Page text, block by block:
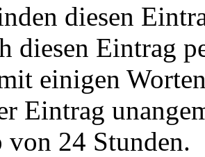
diesen
diesen Eintrag
einigen
Eintrag
von 24 Stunden.